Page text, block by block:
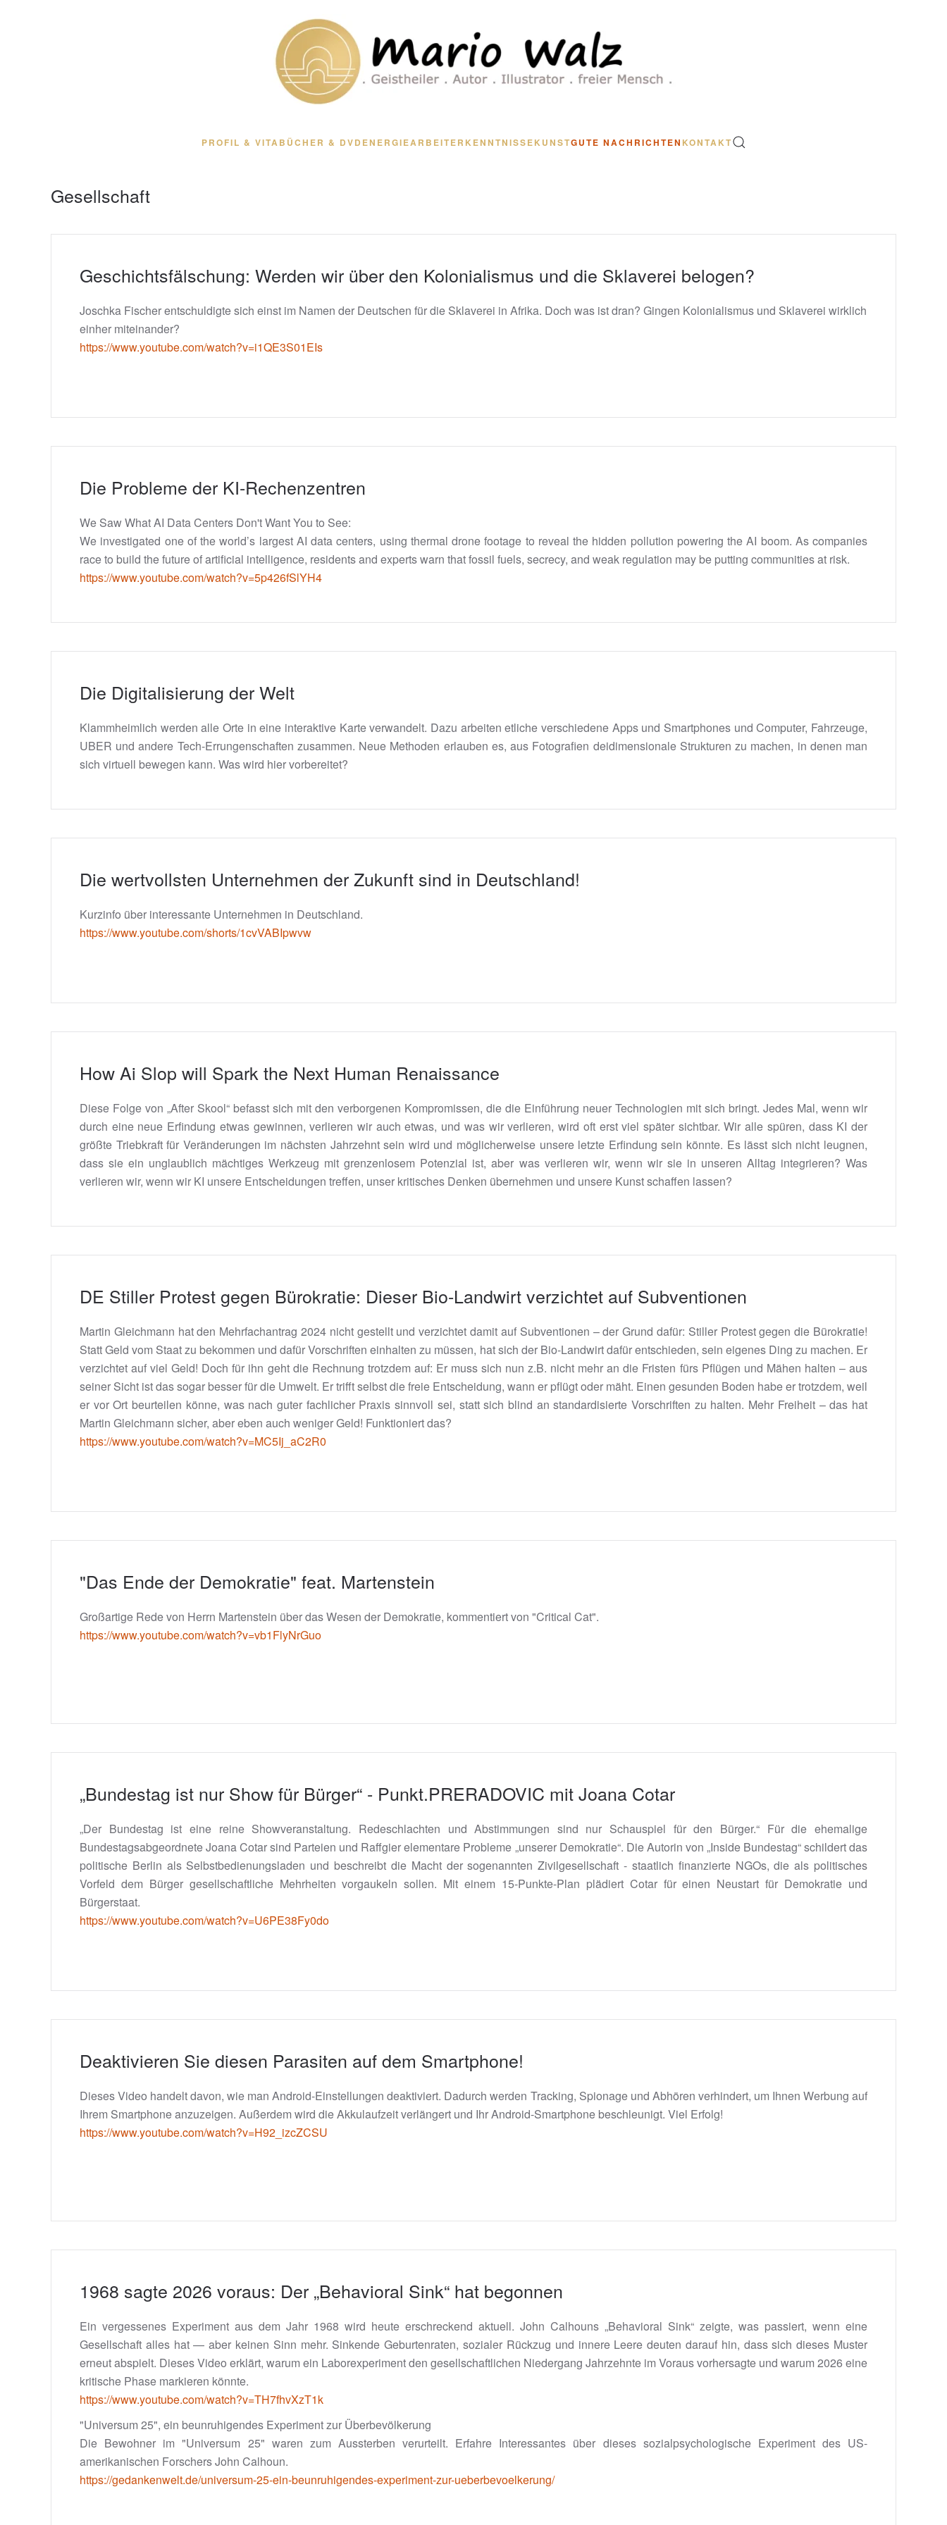
PROFIL & VITA BÜCHER & DVD ENERGIEARBEITERKENNTNISSEKUNSTGUTE NACHRICHTEN KONTAKT
Gesellschaft
Geschichtsfälschung: Werden wir über den Kolonialismus und die Sklaverei belogen?
Joschka Fischer entschuldigte sich einst im Namen der Deutschen für die Sklaverei in Afrika. Doch was ist dran? Gingen Kolonialismus und Sklaverei wirklich
einher miteinander?
https://www.youtube.com/watch?v=i1QE3S01EIs
Die Probleme der KI-Rechenzentren
We Saw What AI Data Centers Don't Want You to See:
We investigated one of the world’s largest AI data centers, using thermal drone footage to reveal the hidden pollution powering the AI boom. As companies
race to build the future of artificial intelligence, residents and experts warn that fossil fuels, secrecy, and weak regulation may be putting communities at risk.
https://www.youtube.com/watch?v=5p426fSlYH4
Die Digitalisierung der Welt
Klammheimlich werden alle Orte in eine interaktive Karte verwandelt. Dazu arbeiten etliche verschiedene Apps und Smartphones und Computer, Fahrzeuge,
UBER und andere Tech-Errungenschaften zusammen. Neue Methoden erlauben es, aus Fotografien deidimensionale Strukturen zu machen, in denen man
sich virtuell bewegen kann. Was wird hier vorbereitet?
Die wertvollsten Unternehmen der Zukunft sind in Deutschland!
Kurzinfo über interessante Unternehmen in Deutschland.
https://www.youtube.com/shorts/1cvVABIpwvw
How Ai Slop will Spark the Next Human Renaissance
Diese Folge von „After Skool“ befasst sich mit den verborgenen Kompromissen, die die Einführung neuer Technologien mit sich bringt. Jedes Mal, wenn wir
durch eine neue Erfindung etwas gewinnen, verlieren wir auch etwas, und was wir verlieren, wird oft erst viel später sichtbar. Wir alle spüren, dass KI der
größte Triebkraft für Veränderungen im nächsten Jahrzehnt sein wird und möglicherweise unsere letzte Erfindung sein könnte. Es lässt sich nicht leugnen,
dass sie ein unglaublich mächtiges Werkzeug mit grenzenlosem Potenzial ist, aber was verlieren wir, wenn wir sie in unseren Alltag integrieren? Was
verlieren wir, wenn wir KI unsere Entscheidungen treffen, unser kritisches Denken übernehmen und unsere Kunst schaffen lassen?
DE Stiller Protest gegen Bürokratie: Dieser Bio-Landwirt verzichtet auf Subventionen
Martin Gleichmann hat den Mehrfachantrag 2024 nicht gestellt und verzichtet damit auf Subventionen – der Grund dafür: Stiller Protest gegen die Bürokratie!
Statt Geld vom Staat zu bekommen und dafür Vorschriften einhalten zu müssen, hat sich der Bio-Landwirt dafür entschieden, sein eigenes Ding zu machen. Er
verzichtet auf viel Geld! Doch für ihn geht die Rechnung trotzdem auf: Er muss sich nun z.B. nicht mehr an die Fristen fürs Pflügen und Mähen halten – aus
seiner Sicht ist das sogar besser für die Umwelt. Er trifft selbst die freie Entscheidung, wann er pflügt oder mäht. Einen gesunden Boden habe er trotzdem, weil
er vor Ort beurteilen könne, was nach guter fachlicher Praxis sinnvoll sei, statt sich blind an standardisierte Vorschriften zu halten. Mehr Freiheit – das hat
Martin Gleichmann sicher, aber eben auch weniger Geld! Funktioniert das?
https://www.youtube.com/watch?v=MC5Ij_aC2R0
"Das Ende der Demokratie" feat. Martenstein
Großartige Rede von Herrn Martenstein über das Wesen der Demokratie, kommentiert von "Critical Cat".
https://www.youtube.com/watch?v=vb1FlyNrGuo
„Bundestag ist nur Show für Bürger“ - Punkt.PRERADOVIC mit Joana Cotar
„Der Bundestag ist eine reine Showveranstaltung. Redeschlachten und Abstimmungen sind nur Schauspiel für den Bürger.“ Für die ehemalige
Bundestagsabgeordnete Joana Cotar sind Parteien und Raffgier elementare Probleme „unserer Demokratie“. Die Autorin von „Inside Bundestag“ schildert das
politische Berlin als Selbstbedienungsladen und beschreibt die Macht der sogenannten Zivilgesellschaft - staatlich finanzierte NGOs, die als politisches
Vorfeld dem Bürger gesellschaftliche Mehrheiten vorgaukeln sollen. Mit einem 15-Punkte-Plan plädiert Cotar für einen Neustart für Demokratie und
Bürgerstaat.
https://www.youtube.com/watch?v=U6PE38Fy0do
Deaktivieren Sie diesen Parasiten auf dem Smartphone!
Dieses Video handelt davon, wie man Android-Einstellungen deaktiviert. Dadurch werden Tracking, Spionage und Abhören verhindert, um Ihnen Werbung auf
Ihrem Smartphone anzuzeigen. Außerdem wird die Akkulaufzeit verlängert und Ihr Android-Smartphone beschleunigt. Viel Erfolg!
https://www.youtube.com/watch?v=H92_izcZCSU
1968 sagte 2026 voraus: Der „Behavioral Sink“ hat begonnen
Ein vergessenes Experiment aus dem Jahr 1968 wird heute erschreckend aktuell. John Calhouns „Behavioral Sink“ zeigte, was passiert, wenn eine
Gesellschaft alles hat — aber keinen Sinn mehr. Sinkende Geburtenraten, sozialer Rückzug und innere Leere deuten darauf hin, dass sich dieses Muster
erneut abspielt. Dieses Video erklärt, warum ein Laborexperiment den gesellschaftlichen Niedergang Jahrzehnte im Voraus vorhersagte und warum 2026 eine
kritische Phase markieren könnte.
https://www.youtube.com/watch?v=TH7fhvXzT1k
"Universum 25", ein beunruhigendes Experiment zur Überbevölkerung
Die Bewohner im "Universum 25" waren zum Aussterben verurteilt. Erfahre Interessantes über dieses sozialpsychologische Experiment des US-
amerikanischen Forschers John Calhoun.
https://gedankenwelt.de/universum-25-ein-beunruhigendes-experiment-zur-ueberbevoelkerung/